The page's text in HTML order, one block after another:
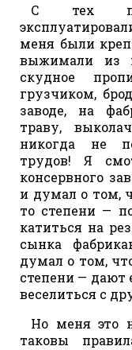
С тех
меня были
выжимали из
скудное
грузчиком,
заводе, на
траву,
никогда не
трудов! Я
консервного
и думал о том,
то степени —
катиться на
сынка
думал о том,
степени — дают
веселиться с
Но меня это
таковы